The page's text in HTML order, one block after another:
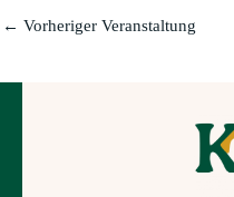
← Vorheriger Veranstaltung